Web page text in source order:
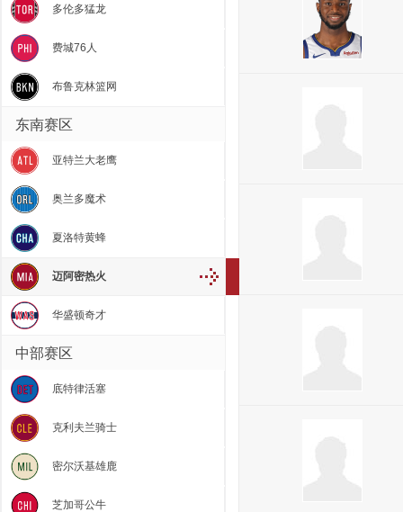
多伦多猛龙
费城76人
布鲁克林篮网
东南赛区
亚特兰大老鹰
奥兰多魔术
夏洛特黄蜂
迈阿密热火
华盛顿奇才
中部赛区
底特律活塞
克利夫兰骑士
密尔沃基雄鹿
芝加哥公牛